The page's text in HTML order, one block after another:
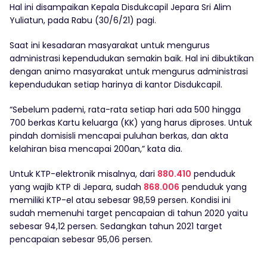
Hal ini disampaikan Kepala Disdukcapil Jepara Sri Alim
Yuliatun, pada Rabu (30/6/21) pagi.
Saat ini kesadaran masyarakat untuk mengurus
administrasi kependudukan semakin baik. Hal ini dibuktikan
dengan animo masyarakat untuk mengurus administrasi
kependudukan setiap harinya di kantor Disdukcapil.
“Sebelum pademi, rata-rata setiap hari ada 500 hingga
700 berkas Kartu keluarga (KK) yang harus diproses. Untuk
pindah domisisli mencapai puluhan berkas, dan akta
kelahiran bisa mencapai 200an,” kata dia.
Untuk KTP-elektronik misalnya, dari 880.410 penduduk
yang wajib KTP di Jepara, sudah 868.006 penduduk yang
memiliki KTP-el atau sebesar 98,59 persen. Kondisi ini
sudah memenuhi target pencapaian di tahun 2020 yaitu
sebesar 94,12 persen. Sedangkan tahun 2021 target
pencapaian sebesar 95,06 persen.